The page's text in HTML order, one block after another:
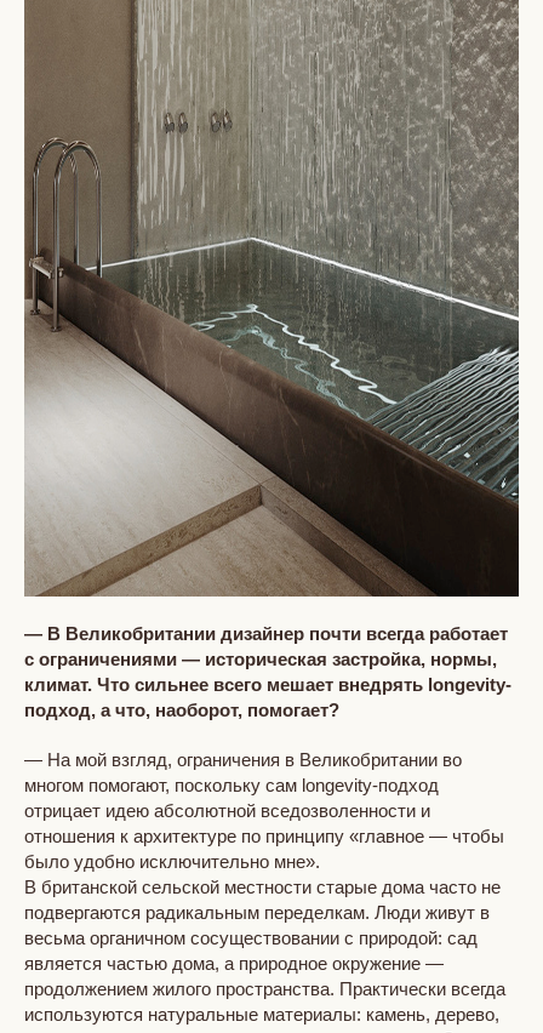
— В Великобритании дизайнер почти всегда работает
с ограничениями — историческая застройка, нормы,
климат. Что сильнее всего мешает внедрять longevity-
подход, а что, наоборот, помогает?
— На мой взгляд, ограничения в Великобритании во
многом помогают, поскольку сам longevity-подход
отрицает идею абсолютной вседозволенности и
отношения к архитектуре по принципу «главное — чтобы
было удобно исключительно мне».
В британской сельской местности старые дома часто не
подвергаются радикальным переделкам. Люди живут в
весьма органичном сосуществовании с природой: сад
является частью дома, а природное окружение —
продолжением жилого пространства. Практически всегда
используются натуральные материалы: камень, дерево,